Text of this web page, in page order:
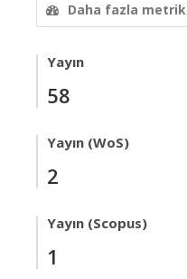
Daha fazla metrik
Yayın
58
Yayın (WoS)
2
Yayın (Scopus)
1